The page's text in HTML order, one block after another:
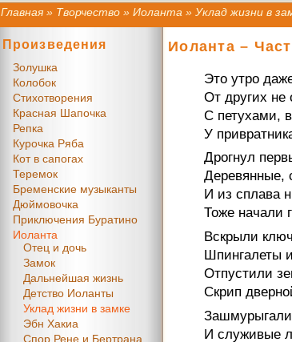
Главная » Творчество » Иоланта » Уклад жизни в
Иоланта –
Это утро
От других не
С петухами,
У
Дрогнул
Деревянные,
И из сплава
Тоже начали
Вскрыли
Шпингалеты
Отпустили
Скрип
И служивые
Произведения
Золушка
Колобок
Стихотворения
Красная Шапочка
Репка
Курочка Ряба
Кот в сапогах
Теремок
Бременские музыканты
Дюймовочка
Приключения Буратино
Иоланта
Отец и дочь
Замок
Дальнейшая жизнь
Детство Иоланты
Уклад жизни в замке
Эбн Хакиа
Спор Рене и Бертрана